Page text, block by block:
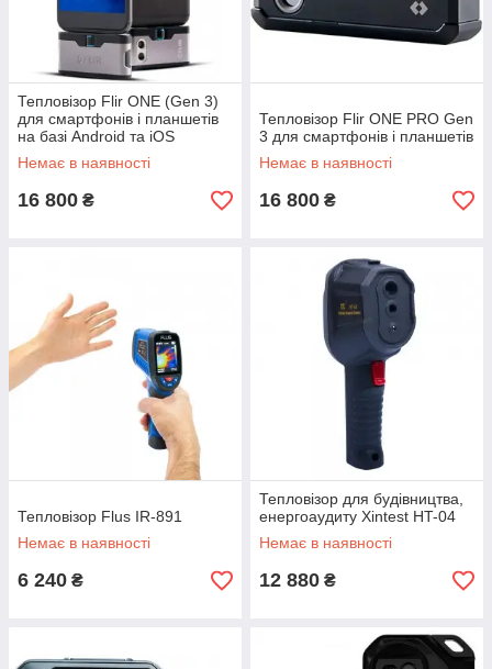
Тепловізор Flir ONE (Gen 3)
для смартфонів і планшетів
на базі Android та iOS
Немає в наявності
16 800 ₴
Тепловізор Flir ONE PRO Gen
3 для смартфонів і планшетів
Немає в наявності
16 800 ₴
Тепловізор Flus IR-891
Немає в наявності
6 240 ₴
Тепловізор для будівництва,
енергоаудиту Xintest HT-04
Немає в наявності
12 880 ₴